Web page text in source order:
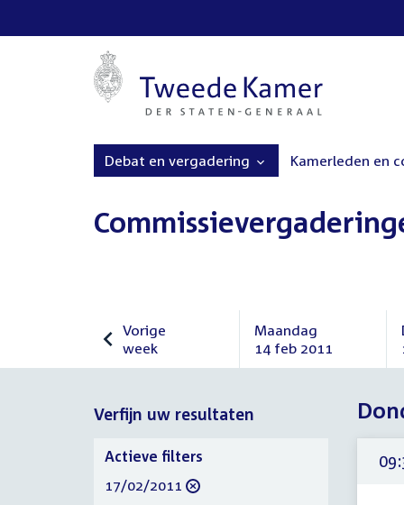
Debat en vergadering Kamerleden en
Vorige
week
Vorige
Maandag
14 feb 2011
Maandag
Verfijn uw resultaten
Verfijn
uw
resultaten
Actieve filters
verwijder
17/02/2011